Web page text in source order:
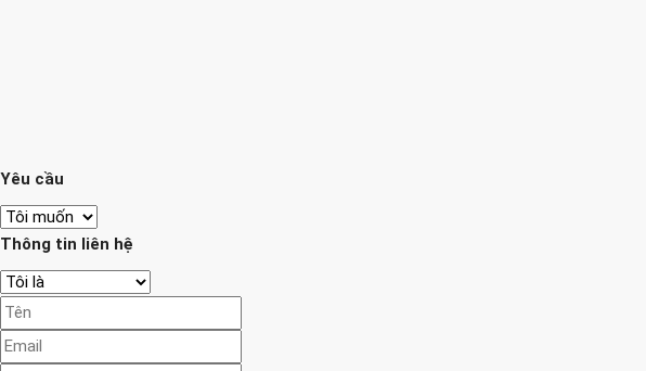
Yêu cầu
Thông tin liên hệ